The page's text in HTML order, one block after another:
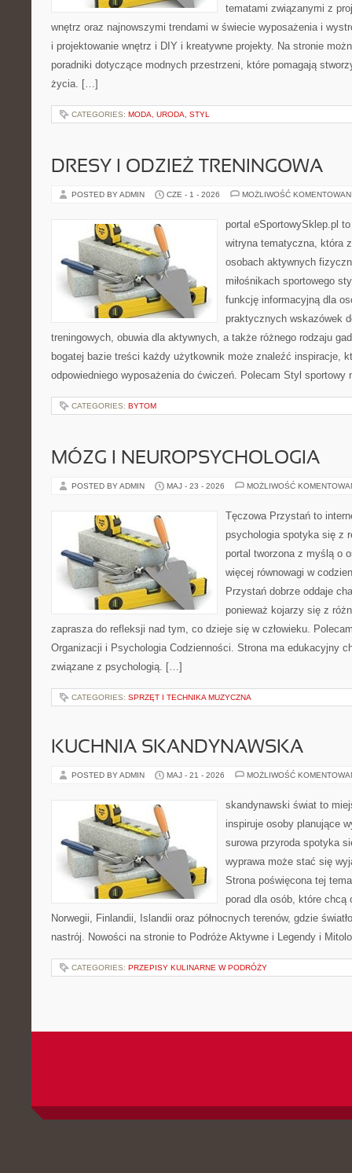
tematami związanymi z
wnętrz oraz najnowszymi trendami w świecie wyposażenia i
i projektowanie wnętrz i DIY i kreatywne projekty. Na stronie
poradniki dotyczące modnych przestrzeni, które pomagają
życia. […]
CATEGORIES: MODA, URODA, STYL
DRESY I ODZIEŻ TRENINGOWA
POSTED BY ADMIN CZE - 1 - 2026 MOŻLIWOŚĆ
portal eSportowySklep.pl
witryna tematyczna, która
osobach aktywnych
miłośnikach sportowego
funkcję informacyjną dla
praktycznych wskazówek
treningowych, obuwia dla aktywnych, a także różnego rodzaju
bogatej bazie treści każdy użytkownik może znaleźć inspiracje,
odpowiedniego wyposażenia do ćwiczeń. Polecam Styl
CATEGORIES: BYTOM
MÓZG I NEUROPSYCHOLOGIA
POSTED BY ADMIN MAJ - 23 - 2026 MOŻLIWOŚĆ
Tęczowa Przystań to
psychologia spotyka się z
portal tworzona z myślą o
więcej równowagi w
Przystań dobrze oddaje
ponieważ kojarzy się z
zaprasza do refleksji nad tym, co dzieje się w człowieku.
Organizacji i Psychologia Codzienności. Strona ma edukacyjny
związane z psychologią. […]
CATEGORIES: SPRZĘT I TECHNIKA MUZYCZNA
KUCHNIA SKANDYNAWSKA
POSTED BY ADMIN MAJ - 21 - 2026 MOŻLIWOŚĆ
skandynawski świat to
inspiruje osoby planujące
surowa przyroda spotyka
wyprawa może stać się
Strona poświęcona tej
porad dla osób, które chcą
Norwegii, Finlandii, Islandii oraz północnych terenów, gdzie
nastrój. Nowości na stronie to Podróże Aktywne i Legendy i
CATEGORIES: PRZEPISY KULINARNE W PODRÓŻY